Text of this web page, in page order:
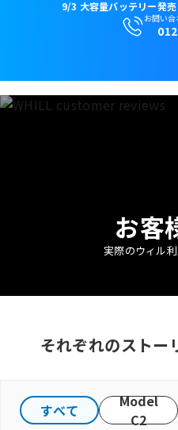
9/3 大容量バッテリー発
お問い
販売店
お客
実際のウィル
それぞれのストー
すべて
Model
C2